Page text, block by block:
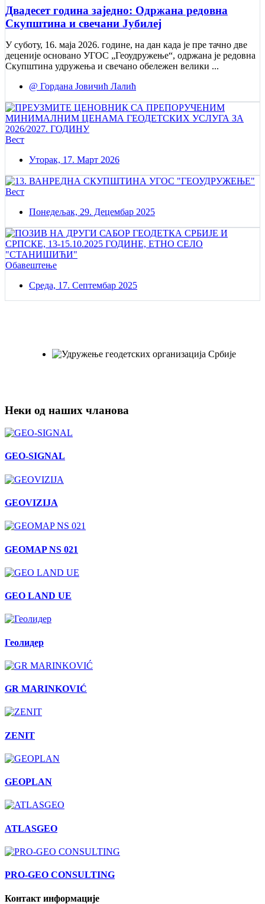
Двадесет година заједно: Одржана редовна
Скупштина и свечани Jубилеј
У суботу, 16. маја 2026. године, на дан када је пре тачно две
деценије основано УГОС „Геоудружење“, одржана је редовна
Скупштина удружења и свечано обележен велики ...
@ Гордана Јовичић Лалић
Вест
Уторак, 17. Март 2026
Вест
Понедељак, 29. Децембар 2025
Обавештење
Среда, 17. Септембар 2025
Неки од наших чланова
GEO-SIGNAL
GEOVIZIJA
GEOMAP NS 021
GEO LAND UE
Геолидер
GR MARINKOVIĆ
ZENIT
GEOPLAN
ATLASGEO
PRO-GEO CONSULTING
Контакт информације